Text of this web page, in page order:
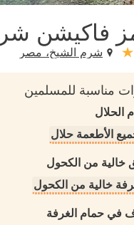
فاكيشن
stars: 4شرم الشيخ، مصر
مناسبة للمسلمين
الحلال
الأطعمة حلال
خالية من الكحول
خالية من الكحول
في حمام الغرفة